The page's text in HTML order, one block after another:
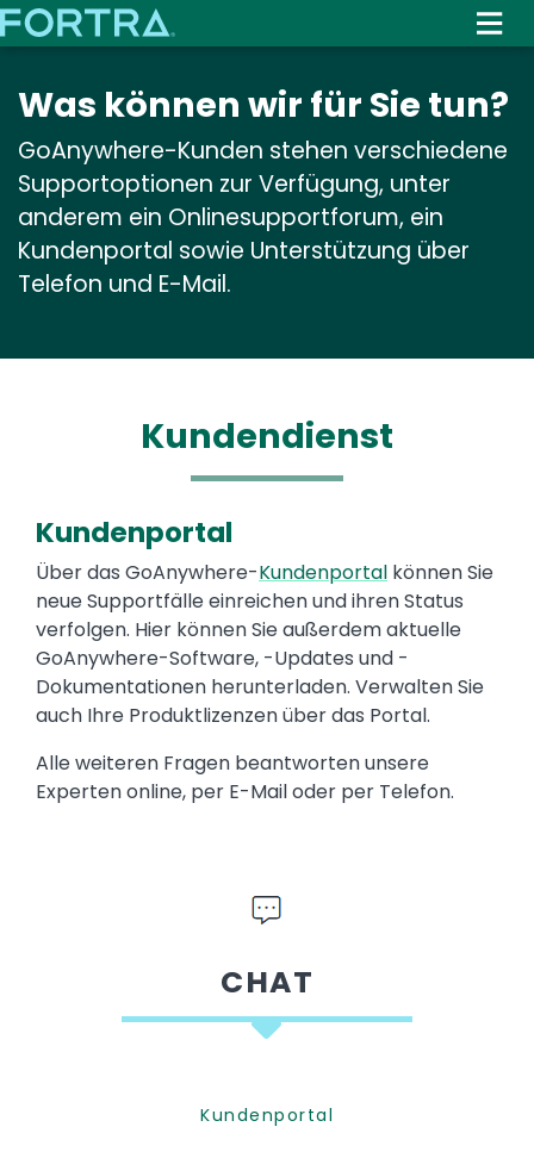
to
content
Was können wir für Sie tun?
GoAnywhere-Kunden stehen verschiedene
Supportoptionen zur Verfügung, unter
anderem ein Onlinesupportforum, ein
Kundenportal sowie Unterstützung über
Telefon und E-Mail.
Kundendienst
Text
Kundenportal
Über das GoAnywhere-Kundenportal können Sie
neue Supportfälle einreichen und ihren Status
verfolgen. Hier können Sie außerdem aktuelle
GoAnywhere-Software, -Updates und -
Dokumentationen herunterladen. Verwalten Sie
auch Ihre Produktlizenzen über das Portal.
Alle weiteren Fragen beantworten unsere
Experten online, per E-Mail oder per Telefon.
CHAT
Kundenportal